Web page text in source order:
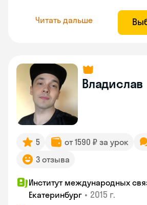
Читать дальше
Владислав
5 от 1590 ₽ за урок
3 отзыва
Институт международных
Екатеринбург • 2015 г.